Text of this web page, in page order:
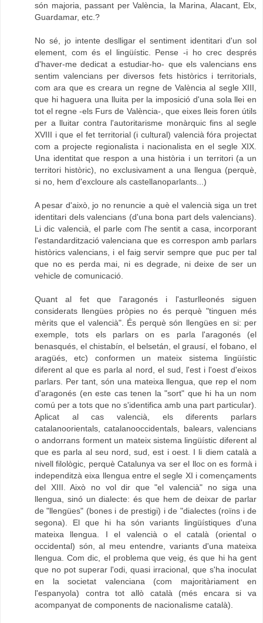
són majoria, passant per València, la Marina, Alacant, Elx,
Guardamar, etc.?
No sé, jo intente deslligar el sentiment identitari d'un sol
element, com és el lingüístic. Pense -i ho crec després
d'haver-me dedicat a estudiar-ho- que els valencians ens
sentim valencians per diversos fets històrics i territorials,
com ara que es creara un regne de València al segle XIII,
que hi haguera una lluita per la imposició d'una sola llei en
tot el regne -els Furs de València-, que eixes lleis foren útils
per a lluitar contra l'autoritarisme monàrquic fins al segle
XVIII i que el fet territorial (i cultural) valencià fóra projectat
com a projecte regionalista i nacionalista en el segle XIX.
Una identitat que respon a una història i un territori (a un
territori històric), no exclusivament a una llengua (perquè,
si no, hem d'excloure als castellanoparlants...)
A pesar d'això, jo no renuncie a què el valencià siga un tret
identitari dels valencians (d'una bona part dels valencians).
Li dic valencià, el parle com l'he sentit a casa, incorporant
l'estandardització valenciana que es correspon amb parlars
històrics valencians, i el faig servir sempre que puc per tal
que no es perda mai, ni es degrade, ni deixe de ser un
vehicle de comunicació.
Quant al fet que l'aragonés i l'asturlleonés siguen
considerats llengües pròpies no és perquè "tinguen més
mèrits que el valencià". És perquè són llengües en si: per
exemple, tots els parlars on es parla l'aragonés (el
benasqués, el chistabín, el belsetán, el grausí, el fobano, el
aragüés, etc) conformen un mateix sistema lingüístic
diferent al que es parla al nord, el sud, l'est i l'oest d'eixos
parlars. Per tant, són una mateixa llengua, que rep el nom
d'aragonés (en este cas tenen la "sort" que hi ha un nom
comú per a tots que no s'identifica amb una part particular).
Aplicat al cas valencià, els diferents parlars
catalanoorientals, catalanooccidentals, balears, valencians
o andorrans forment un mateix sistema lingüístic diferent al
que es parla al seu nord, sud, est i oest. I li diem català a
nivell filològic, perquè Catalunya va ser el lloc on es formà i
independitzà eixa llengua entre el segle XI i començaments
del XIII. Això no vol dir que "el valencià" no siga una
llengua, sinó un dialecte: és que hem de deixar de parlar
de "llengües" (bones i de prestigi) i de "dialectes (roïns i de
segona). El que hi ha són variants lingüístiques d'una
mateixa llengua. I el valencià o el català (oriental o
occidental) són, al meu entendre, variants d'una mateixa
llengua. Com dic, el problema que veig, és que hi ha gent
que no pot superar l'odi, quasi irracional, que s'ha inoculat
en la societat valenciana (com majoritàriament en
l'espanyola) contra tot allò català (més encara si va
acompanyat de components de nacionalisme català).